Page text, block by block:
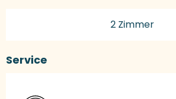
2 Zimmer
Service